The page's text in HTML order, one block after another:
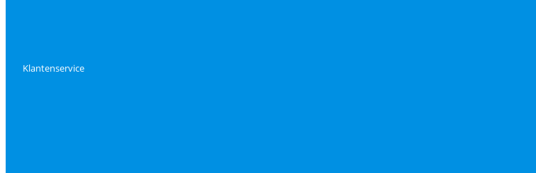
Klantenservice